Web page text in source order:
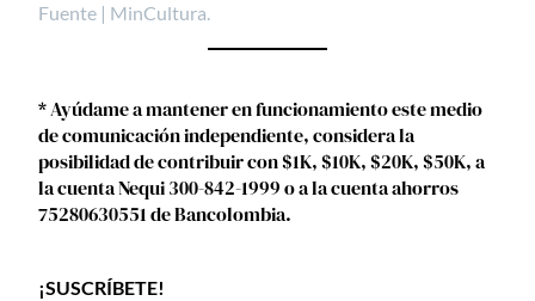
Fuente | MinCultura.
* Ayúdame a mantener en funcionamiento este medio
de comunicación independiente, considera la
posibilidad de contribuir con $1K, $10K, $20K, $50K, a
la cuenta Nequi 300-842-1999 o a la cuenta ahorros
75280630551 de Bancolombia.
¡SUSCRÍBETE!